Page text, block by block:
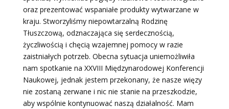
oraz prezentować wspaniałe produkty wytwarzane w
kraju. Stworzyliśmy niepowtarzalną Rodzinę
Tłuszczową, odznaczająca się serdecznością,
życzliwością i chęcią wzajemnej pomocy w razie
zaistniałych potrzeb. Obecna sytuacja uniemożliwiła
nam spotkanie na XXVIII Międzynarodowej Konferencji
Naukowej, jednak jestem przekonany, że nasze więzy
nie zostaną zerwane i nic nie stanie na przeszkodzie,
aby wspólnie kontynuować naszą działalność. Mam